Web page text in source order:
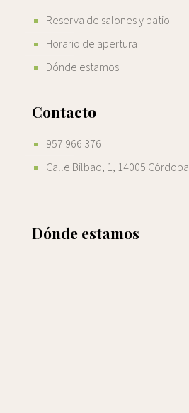
Reserva de salones y patio
Horario de apertura
Dónde estamos
Contacto
957 966 376
Calle Bilbao, 1, 14005 Córdoba
Dónde estamos